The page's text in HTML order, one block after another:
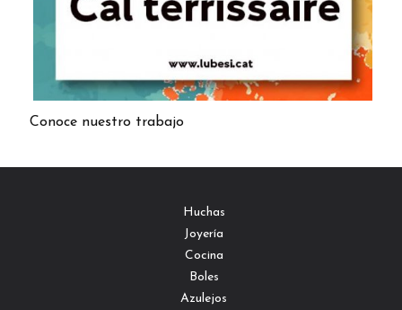
Conoce nuestro trabajo
Huchas
Joyería
Cocina
Boles
Azulejos